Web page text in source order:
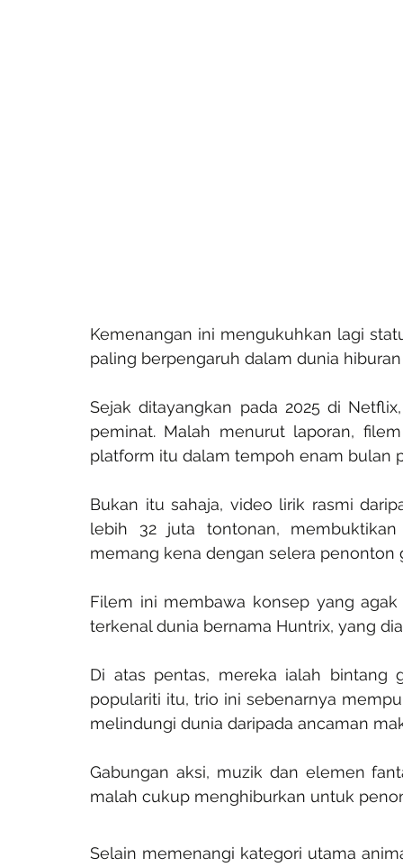
Kemenangan ini mengukuhkan lagi
paling berpengaruh dalam dunia
Sejak ditayangkan pada 2025 di
peminat. Malah menurut laporan,
platform itu dalam tempoh enam bulan
Bukan itu sahaja, video lirik rasmi
lebih 32 juta tontonan,
memang kena dengan selera penonton
Filem ini membawa konsep yang
terkenal dunia bernama Huntrix, yang
Di atas pentas, mereka ialah bintang
populariti itu, trio ini sebenarnya
melindungi dunia daripada ancaman
Gabungan aksi, muzik dan elemen
malah cukup menghiburkan untuk
Selain memenangi kategori utama